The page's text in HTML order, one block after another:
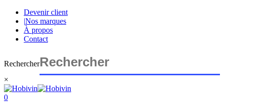
Skip
main
content
Devenir client
|Nos marques
À propos
Contact
Rechercher
×
Close
Search
search
account
0